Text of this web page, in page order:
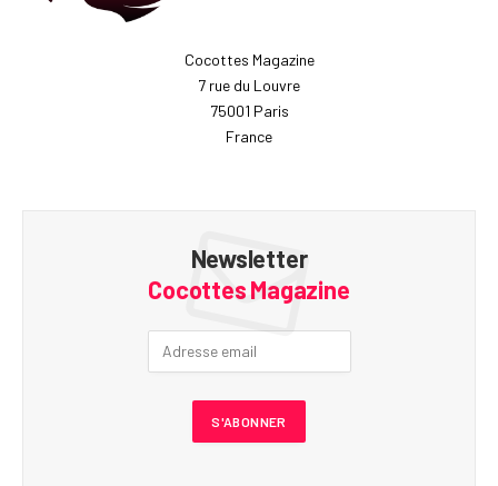
Cocottes Magazine
7 rue du Louvre
75001 Paris
France
Newsletter
Cocottes Magazine